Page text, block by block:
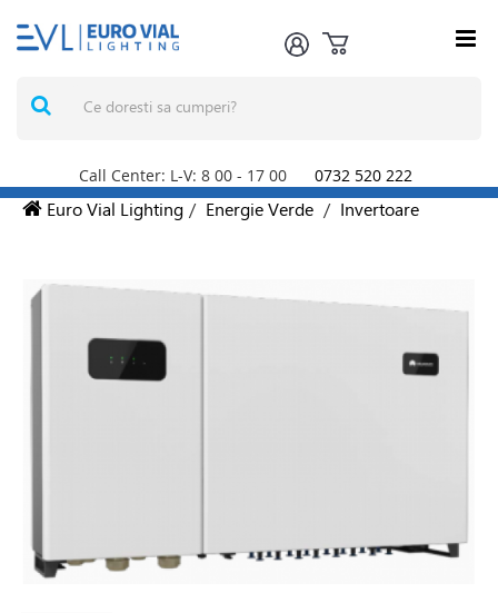
Call Center: L-V: 8 00 - 17 00 0732 520 222
Euro Vial Lighting / Energie Verde / Invertoare